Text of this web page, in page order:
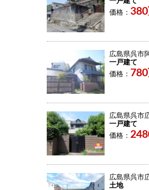
価格： 380
広島県呉市
一戸建て
価格：
広島県呉市
一戸建て
価格：
広島県呉市
土地